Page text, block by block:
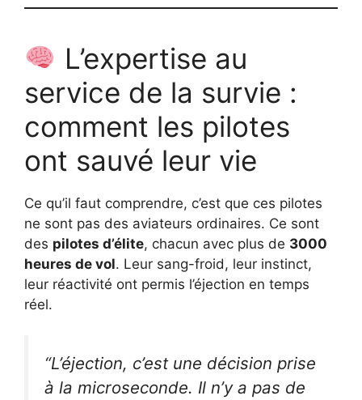
L’expertise au
service de la survie :
comment les pilotes
ont sauvé leur vie
Ce qu’il faut comprendre, c’est que ces pilotes
ne sont pas des aviateurs ordinaires. Ce sont
des pilotes d’élite, chacun avec plus de 3000
heures de vol. Leur sang-froid, leur instinct,
leur réactivité ont permis l’éjection en temps
réel.
“L’éjection, c’est une décision prise
à la microseconde. Il n’y a pas de